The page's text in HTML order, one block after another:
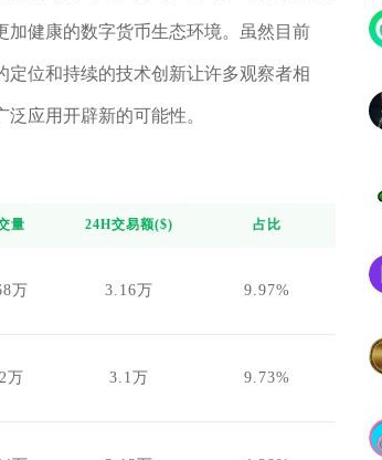
加健康的数字货币生态环境。虽然目前
位和持续的技术创新让许多观察者相
应用开辟新的可能性。
量 24H交易额($) 占比
万 3.16万 9.97%
万 3.1万 9.73%